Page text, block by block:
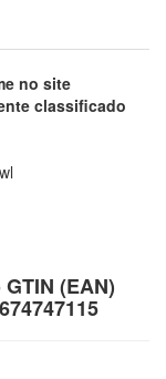
no site
classificado
(EAN)